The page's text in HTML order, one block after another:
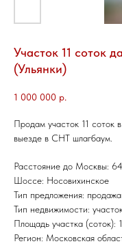
Участок 11 соток
(Ульянки)
1 000 000 р.
Продам участок 11
выезде в СНТ шлагбаум.
Расстояние до Москвы: 64
Шоссе: Носовихинское
Тип предложения: продажа
Тип недвижимости:
Площадь участка (соток):
Регион: Московская